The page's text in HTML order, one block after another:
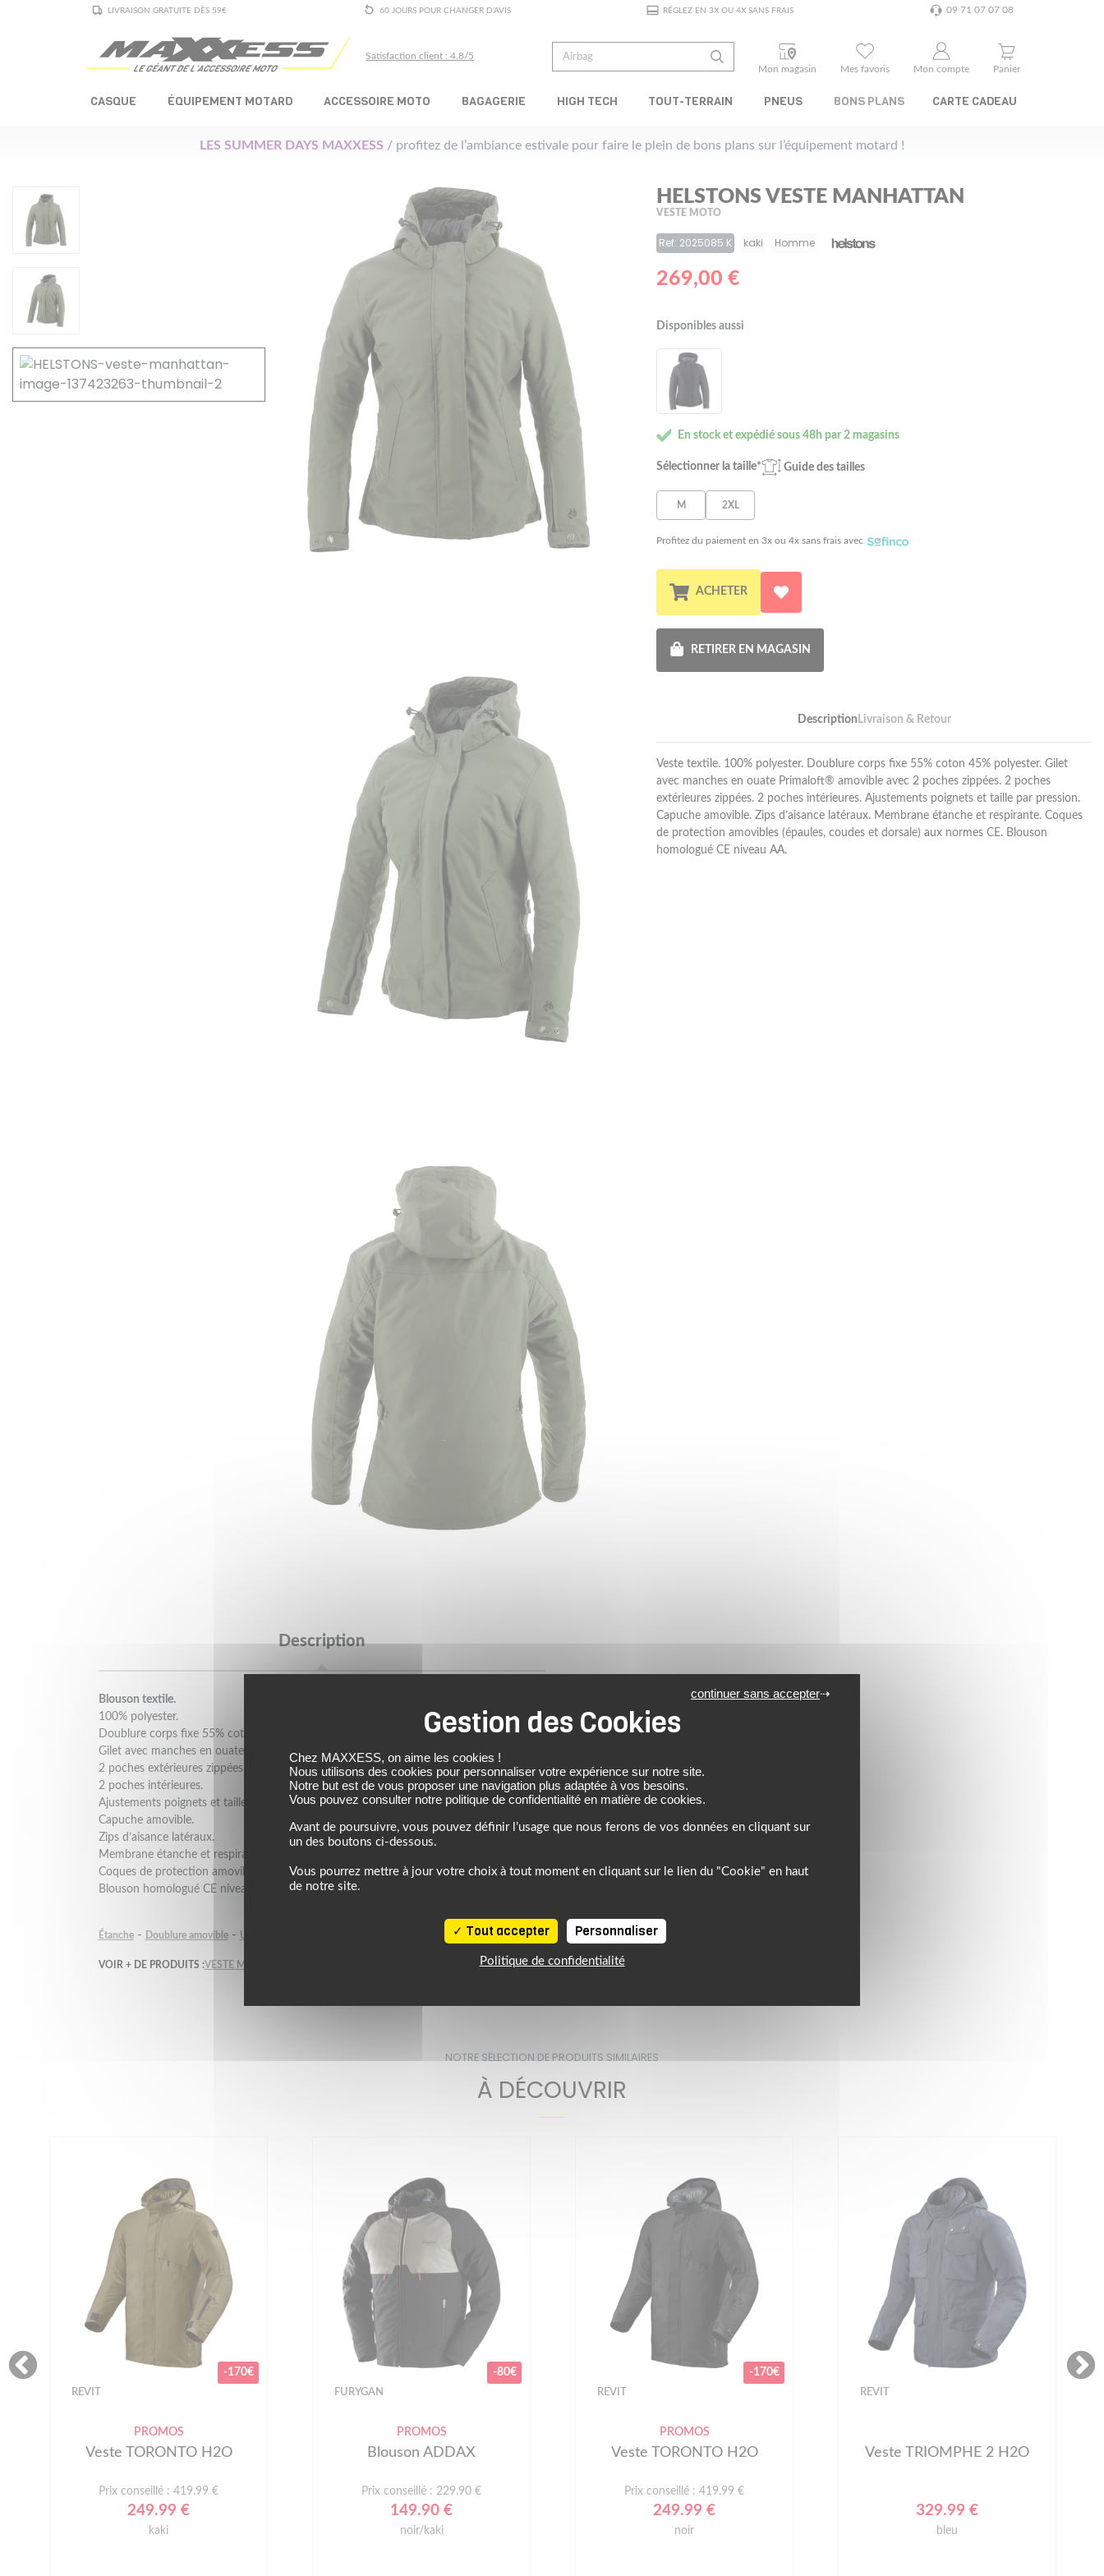
LIVRAISON GRATUITE DÈS 59€ 60 JOURS POUR CHANGER D'AVIS RÉGLEZ EN 3X OU 4X SANS FRAIS 09 71 07 07 08
Satisfaction client : 4.8/5
Mon magasin
Mes favoris Mon compte Panier
CASQUE ÉQUIPEMENT MOTARD ACCESSOIRE MOTO BAGAGERIE HIGH TECH TOUT-TERRAIN PNEUS BONS PLANS CARTE CADEAU
LES SUMMER DAYS MAXXESS / profitez de l’ambiance estivale pour faire le plein de bons plans sur l’équipement motard !
Description
Blouson textile.
100% polyester.
Doublure corps fixe 55% coton 45% polyester.
Gilet avec manches en ouate Primaloft® amovible avec 2 poches zippées.
2 poches extérieures zippées.
2 poches intérieures.
Ajustements poignets et taille par pression.
Capuche amovible.
Zips d’aisance latéraux.
Membrane étanche et respirante.
Coques de protection amovibles (épaules, coudes et dorsale) aux normes CE.
Blouson homologué CE niveau AA.
Étanche - Doublure amovible - Urbain
VOIR + DE PRODUITS :VESTE MOTO HELSTONS HELSTONS
HELSTONS VESTE MANHATTAN
VESTE MOTO
Ref: 2025085 K kaki Homme
269,00 €
Disponibles aussi
En stock et expédié sous 48h par 2 magasins
Sélectionner la taille* Guide des tailles
M 2XL
Profitez du paiement en 3x ou 4x sans frais avec
ACHETER
RETIRER EN MAGASIN
Description Livraison & Retour
Veste textile. 100% polyester. Doublure corps fixe 55% coton 45% polyester. Gilet
avec manches en ouate Primaloft® amovible avec 2 poches zippées. 2 poches
extérieures zippées. 2 poches intérieures. Ajustements poignets et taille par pression.
Capuche amovible. Zips d’aisance latéraux. Membrane étanche et respirante. Coques
de protection amovibles (épaules, coudes et dorsale) aux normes CE. Blouson
homologué CE niveau AA.
NOTRE SÉLECTION DE PRODUITS SIMILAIRES
À DÉCOUVRIR
-170€
REVIT
PROMOS
Veste TORONTO H2O
Prix conseillé : 419.99 €
249.99 €
kaki
-80€
FURYGAN
PROMOS
Blouson ADDAX
Prix conseillé : 229.90 €
149.90 €
noir/kaki
-170€
REVIT
PROMOS
Veste TORONTO H2O
Prix conseillé : 419.99 €
249.99 €
noir
REVIT
Veste TRIOMPHE 2 H2O
329.99 €
bleu
Chez MAXXESS, on aime les cookies !
Nous utilisons des cookies pour personnaliser votre expérience sur notre site.
Notre but est de vous proposer une navigation plus adaptée à vos besoins.
Vous pouvez consulter notre politique de confidentialité en matière de cookies.
Avant de poursuivre, vous pouvez définir l’usage que nous ferons de vos données en cliquant sur
un des boutons ci-dessous.
Vous pourrez mettre à jour votre choix à tout moment en cliquant sur le lien du "Cookie" en haut
de notre site.
Tout accepter
continuer sans accepter
Personnaliser
Politique de confidentialité